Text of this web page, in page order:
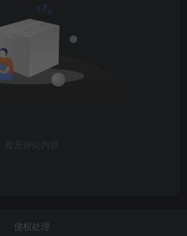
暂无评论内容
侵权处理